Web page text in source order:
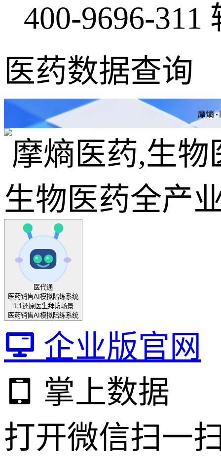
400-9696-311
医药数据查询
生物医药全产
医代通
医药销售AI模拟陪练系统
1:1还原医生拜访场景
医药销售AI模拟陪练系统
企业版官网
掌上数据
打开微信扫一